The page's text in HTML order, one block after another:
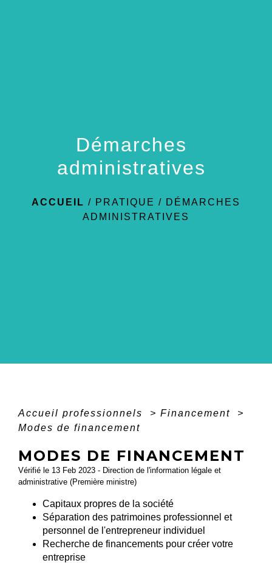
Démarches
administratives
ACCUEIL / PRATIQUE / DÉMARCHES
ADMINISTRATIVES
Accueil professionnels > Financement
>
Modes de financement
MODES DE FINANCEMENT
Vérifié le 13 Feb 2023 - Direction de l'information légale et
administrative (Première ministre)
Capitaux propres de la société
Séparation des patrimoines professionnel et
personnel de l'entrepreneur individuel
Recherche de financements pour créer votre
entreprise